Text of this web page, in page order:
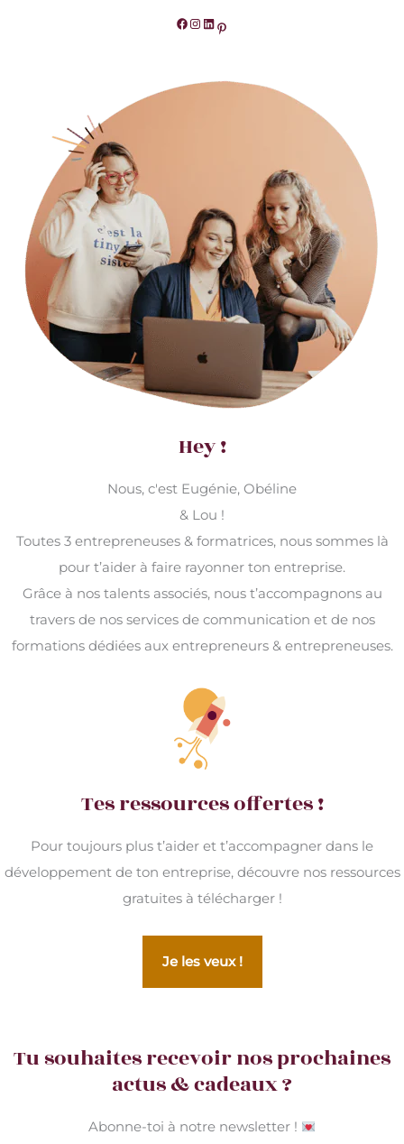
Facebook Instagram LinkedIn Pinterest
Hey !
Nous, c'est Eugénie, Obéline
& Lou !
Toutes 3 entrepreneuses & formatrices, nous sommes là
pour t’aider à faire rayonner ton entreprise.
Grâce à nos talents associés, nous t’accompagnons au
travers de nos services de communication et de nos
formations dédiées aux entrepreneurs & entrepreneuses.
Tes ressources offertes !
Pour toujours plus t’aider et t’accompagner dans le
développement de ton entreprise, découvre nos ressources
gratuites à télécharger !
Je les veux !
Tu souhaites recevoir nos prochaines
actus & cadeaux ?
Abonne-toi à notre newsletter !